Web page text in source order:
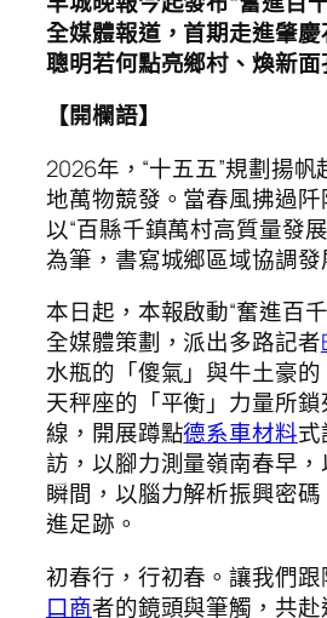
全媒體報道，首期走進肇
聰明若何點亮鄉村、煥新面
【開欄語】
2026年，“十五五”規劃揚
地萬物競發。當春風拂過
以“百縣千鎮萬村高質量發
為筆，書寫城鄉區域協調發
本日起，本報啟動“奮進百
全媒體策劃，派出多路記者
水瓶的「傻氣」與牛土豪
天秤座的「平衡」力量所
線，開展蹲點德系車材料
訪，以腳力測量嶺南春早
瞬間，以腦力解析振興密
進足跡。
初春行，行初春。讓我們跟
口商者的鏡頭與筆觸，共